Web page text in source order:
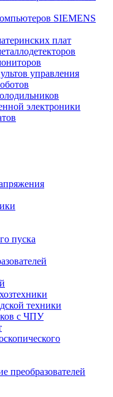
SIEMENS
плат
управления
электроники
пуска
техники
с ЧПУ
преобразователей